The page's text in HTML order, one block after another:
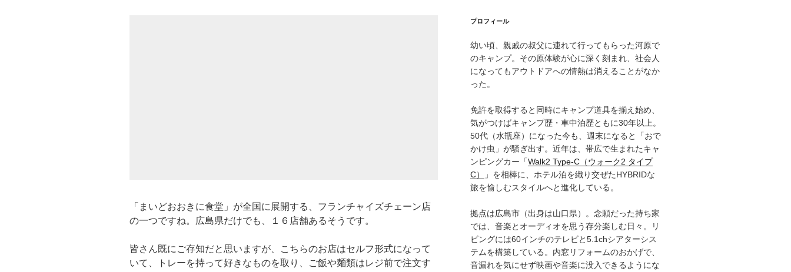
「まいどおおきに食堂」が全国に展開する、フランチャイズチェーン店
の一つですね。広島県だけでも、１６店舗あるそうです。
皆さん既にご存知だと思いますが、こちらのお店はセルフ形式になって
いて、トレーを持って好きなものを取り、ご飯や麺類はレジ前で注文す
プロフィール
幼い頃、親戚の叔父に連れて行ってもらった河原で
のキャンプ。その原体験が心に深く刻まれ、社会人
になってもアウトドアへの情熱は消えることがなか
った。
免許を取得すると同時にキャンプ道具を揃え始め、
気がつけばキャンプ歴・車中泊歴ともに30年以上。
50代（水瓶座）になった今も、週末になると「おで
かけ虫」が騒ぎ出す。近年は、帯広で生まれたキャ
ンピングカー「Walk2 Type‑C（ウォーク2 タイプ
C）
」を相棒に、ホテル泊を織り交ぜたHYBRIDな
旅を愉しむスタイルへと進化している。
拠点は広島市（出身は山口県）。念願だった持ち家
では、音楽とオーディオを思う存分楽しむ日々。リ
ビングには60インチのテレビと5.1chシアターシス
テムを構築している。内窓リフォームのおかげで、
音漏れを気にせず映画や音楽に没入できるようにな